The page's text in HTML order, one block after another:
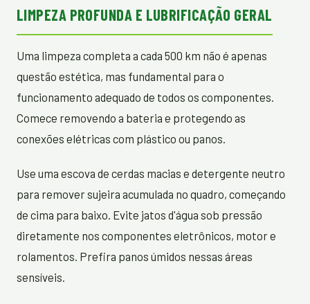
LIMPEZA PROFUNDA E LUBRIFICAÇÃO GERAL
Uma limpeza completa a cada 500 km não é apenas
questão estética, mas fundamental para o
funcionamento adequado de todos os componentes.
Comece removendo a bateria e protegendo as
conexões elétricas com plástico ou panos.
Use uma escova de cerdas macias e detergente neutro
para remover sujeira acumulada no quadro, começando
de cima para baixo. Evite jatos d'água sob pressão
diretamente nos componentes eletrônicos, motor e
rolamentos. Prefira panos úmidos nessas áreas
sensíveis.